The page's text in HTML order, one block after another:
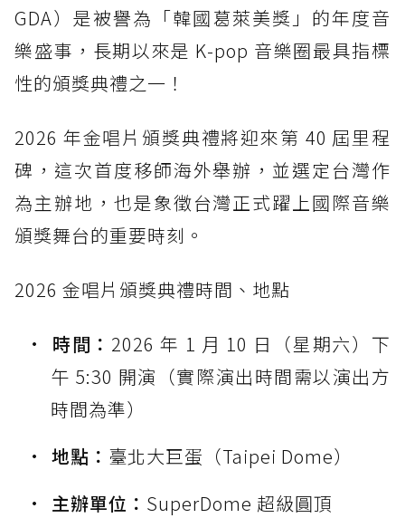
GDA）是被譽為「韓國葛萊美獎」的年度音
樂盛事，長期以來是 K-pop 音樂圈最具指標
性的頒獎典禮之一！
2026 年金唱片頒獎典禮將迎來第 40 屆里程
碑，這次首度移師海外舉辦，並選定台灣作
為主辦地，也是象徵台灣正式躍上國際音樂
頒獎舞台的重要時刻。
2026 金唱片頒獎典禮時間、地點
時間： 2026 年 1 月 10 日（星期六）下
午 5:30 開演（實際演出時間需以演出方
時間為準）
地點： 臺北大巨蛋（Taipei Dome）
主辦單位： SuperDome 超級圓頂